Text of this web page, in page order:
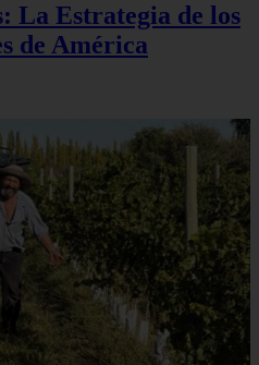
La Estrategia de los
de América